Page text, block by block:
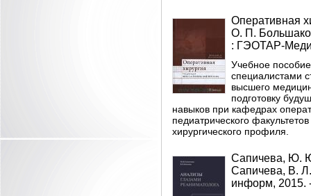
Оперативная
О. П.
: ГЭОТАР-
Учебное
специалистами
высшего
подготовку
навыков при кафедрах
педиатрического
хирургического профиля.
Сапичева, Ю.
Сапичева, В.
информ, 2015.